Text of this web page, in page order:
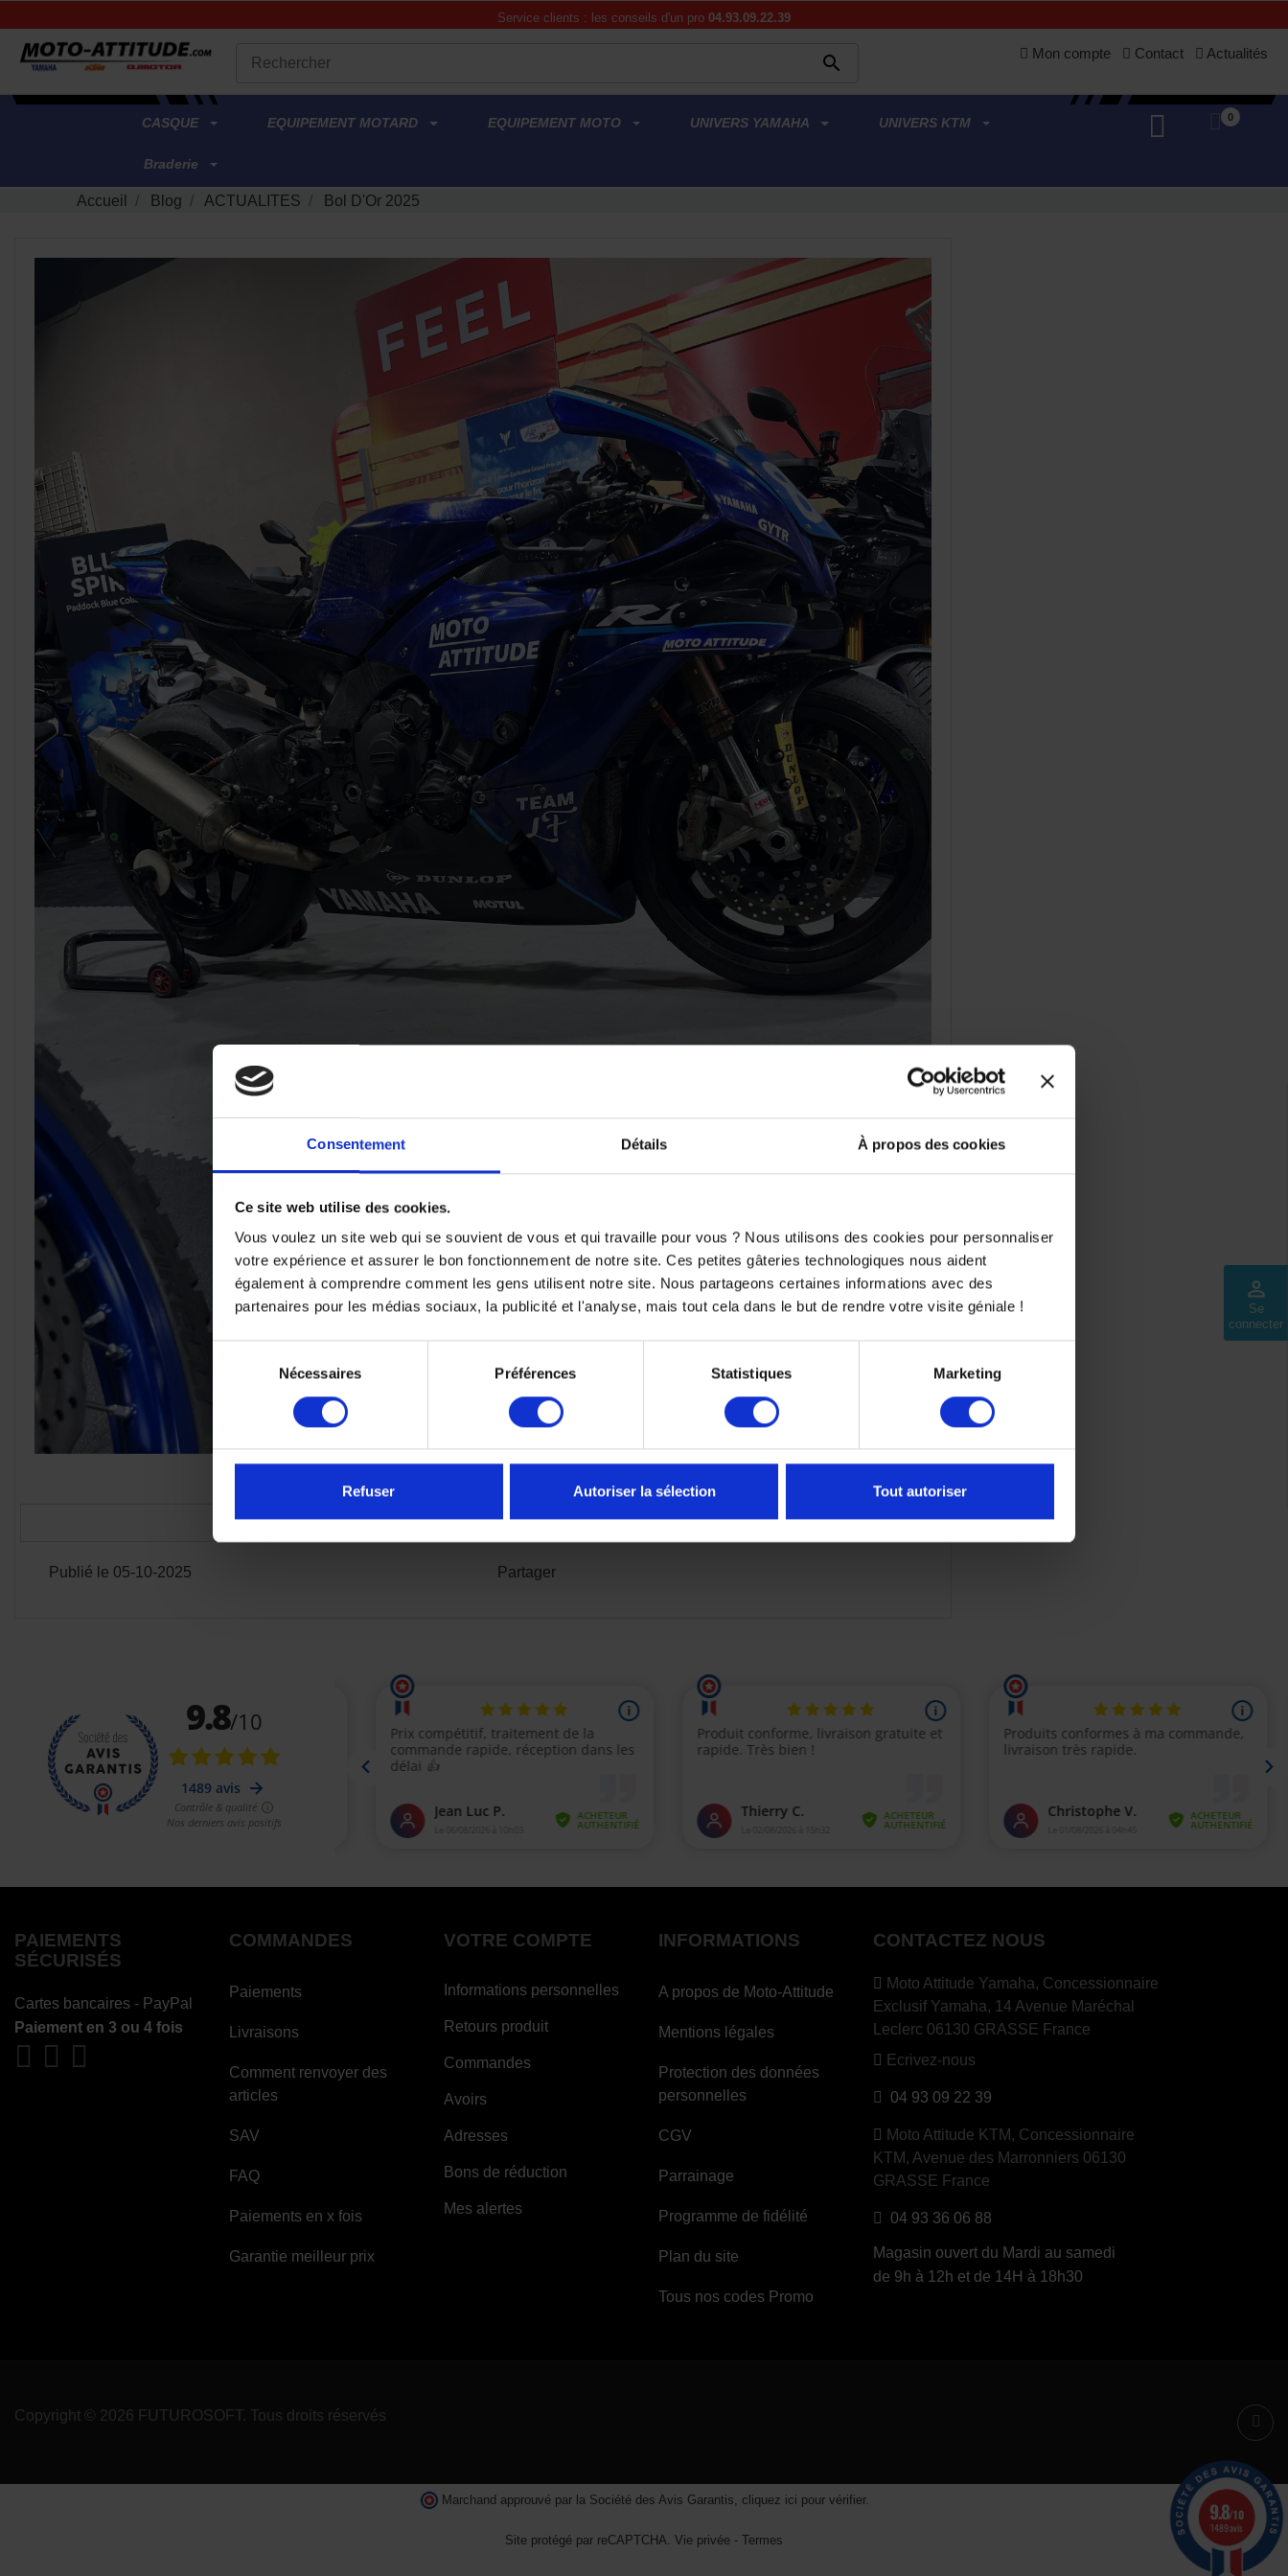
Consentement Détails À propos des cookies
Ce site web utilise des cookies.
Vous voulez un site web qui se souvient de vous et qui travaille pour vous ? Nous utilisons des cookies pour personnaliser
votre expérience et assurer le bon fonctionnement de notre site. Ces petites gâteries technologiques nous aident
également à comprendre comment les gens utilisent notre site. Nous partageons certaines informations avec des
partenaires pour les médias sociaux, la publicité et l'analyse, mais tout cela dans le but de rendre votre visite géniale !
consentement
Nécessaires Préférences Statistiques Marketing
Refuser Autoriser la sélection Tout autoriser
perm_identity
Se
connecter
Service clients : les conseils d'un pro 04.93.09.22.39
 Mon compte Contact Actualités
.
CASQUE EQUIPEMENT MOTARD EQUIPEMENT MOTO UNIVERS YAMAHA UNIVERS KTM
Braderie
0
Accueil Blog ACTUALITES Bol D'Or 2025
Bol D'Or 2025
Publié le 05-10-2025 Partager
PAIEMENTS
SÉCURISÉS
Cartes bancaires - PayPal
Paiement en 3 ou 4 fois
COMMANDES
Paiements
Livraisons
Comment renvoyer des
articles
SAV
FAQ
Paiements en x fois
Garantie meilleur prix
VOTRE COMPTE
Informations personnelles
Retours produit
Commandes
Avoirs
Adresses
Bons de réduction
Mes alertes
INFORMATIONS
A propos de Moto-Attitude
Mentions légales
Protection des données
personnelles
CGV
Parrainage
Programme de fidélité
Plan du site
Tous nos codes Promo
CONTACTEZ NOUS
Moto Attitude Yamaha, Concessionnaire
Exclusif Yamaha, 14 Avenue Maréchal
Leclerc 06130 GRASSE France
Ecrivez-nous
04 93 09 22 39
Moto Attitude KTM, Concessionnaire
KTM, Avenue des Marronniers 06130
GRASSE France
04 93 36 06 88
Magasin ouvert du Mardi au samedi
de 9h à 12h et de 14H à 18h30
Copyright © 2026 FUTUROSOFT. Tous droits réservés
Marchand approuvé par la Société des Avis Garantis, cliquez ici pour vérifier.
Site protégé par reCAPTCHA. Vie privée - Termes
9.8/10
1489 avis